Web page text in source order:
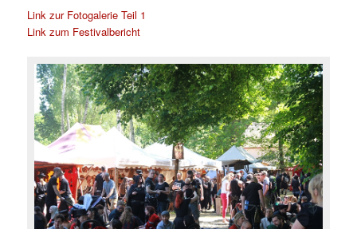
Link zur Fotogalerie Teil 1
Link zum Festivalbericht